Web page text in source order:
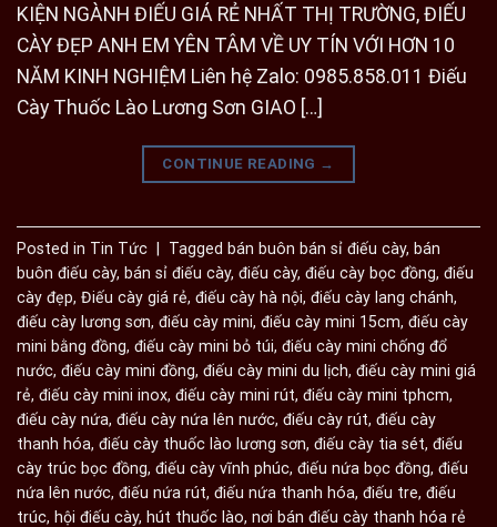
KIỆN NGÀNH ĐIẾU GIÁ RẺ NHẤT THỊ TRƯỜNG, ĐIẾU
CÀY ĐẸP ANH EM YÊN TÂM VỀ UY TÍN VỚI HƠN 10
NĂM KINH NGHIỆM Liên hệ Zalo: 0985.858.011 Điếu
Cày Thuốc Lào Lương Sơn GIAO […]
CONTINUE READING →
Posted in Tin Tức | Tagged bán buôn bán sỉ điếu cày, bán
buôn điếu cày, bán sỉ điếu cày, điếu cày, điếu cày bọc đồng, điếu
cày đẹp, Điếu cày giá rẻ, điếu cày hà nội, điếu cày lang chánh,
điếu cày lương sơn, điếu cày mini, điếu cày mini 15cm, điếu cày
mini bằng đồng, điếu cày mini bỏ túi, điếu cày mini chống đổ
nước, điếu cày mini đồng, điếu cày mini du lịch, điếu cày mini giá
rẻ, điếu cày mini inox, điếu cày mini rút, điếu cày mini tphcm,
điếu cày nứa, điếu cày nứa lên nước, điếu cày rút, điếu cày
thanh hóa, điếu cày thuốc lào lương sơn, điếu cày tia sét, điếu
cày trúc bọc đồng, điếu cày vĩnh phúc, điếu nứa bọc đồng, điếu
nứa lên nước, điếu nứa rút, điếu nứa thanh hóa, điếu tre, điếu
trúc, hội điếu cày, hút thuốc lào, nơi bán điếu cày thanh hóa rẻ